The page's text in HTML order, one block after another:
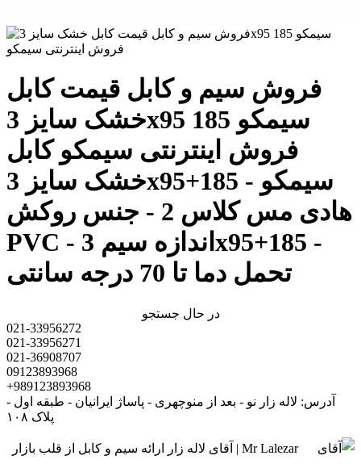
فروش سیم و کابل قیمت کابل
خشک سایز 3x95 185 سیمکو
فروش اینترنتی سیمکو کابل
خشک سایز 3x95+185 سیمکو -
هادی مس کلاس 2 - جنس روکش
PVC - اندازه سیم 3x95+185 -
تحمل دما تا 70 درجه سانتی
در حال جستجو
021-33956272
021-33956271
021-36908707
09123893968
+989123893968
آدرس: لاله زار نو - بعد از منوچهری - پاساژ ایرانیان - طبقه اول -
پلاک ۱۰۸
Mr Lalezar | آقای لاله زار ارائه سیم و کابل از قلب بازار